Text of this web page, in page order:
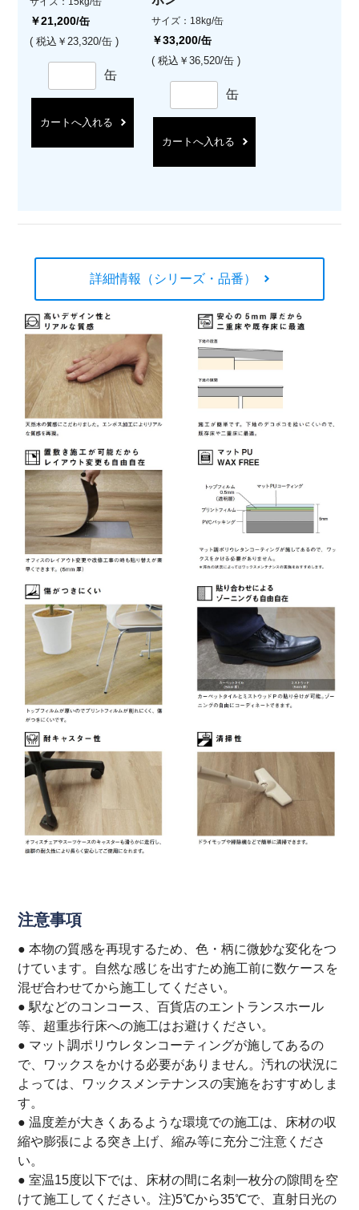
￥21,200/缶
( 税込￥23,320/缶 )
缶
カートへ入れる
サイズ：18kg/缶
￥33,200/缶
( 税込￥36,520/缶 )
缶
カートへ入れる
詳細情報（シリーズ・品番）
注意事項
● 本物の質感を再現するため、色・柄に微妙な変化をつ
けています。自然な感じを出すため施工前に数ケースを
混ぜ合わせてから施工してください。
● 駅などのコンコース、百貨店のエントランスホール
等、超重歩行床への施工はお避けください。
● マット調ポリウレタンコーティングが施してあるの
で、ワックスをかける必要がありません。汚れの状況に
よっては、ワックスメンテナンスの実施をおすすめしま
す。
● 温度差が大きくあるような環境での施工は、床材の収
縮や膨張による突き上げ、縮み等に充分ご注意くださ
い。
● 室温15度以下では、床材の間に名刺一枚分の隙間を空
けて施工してください。注)5℃から35℃で、直射日光の